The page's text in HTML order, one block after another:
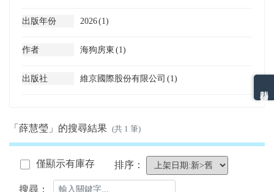
出版年份 2026(1)
作者 海狗房東(1)
出版社 維京國際股份有限公司 (1)
「薛慧瑩」的搜尋結果 (共 1 筆)
僅顯示有庫存 排序：
搜尋：